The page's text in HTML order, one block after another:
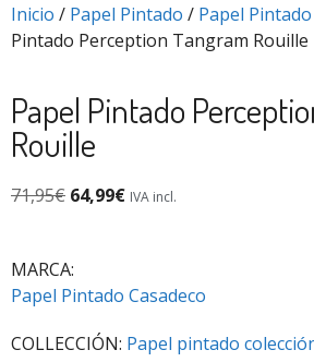
Inicio / Papel Pintado / Papel
Pintado Perception Tangram Rouille
Papel Pintado
Rouille
71,95€ 64,99€ IVA incl.
MARCA:
Papel Pintado Casadeco
COLLECCIÓN: Papel pintado